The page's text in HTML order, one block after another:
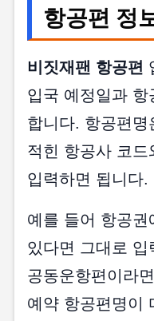
항공편 정
비짓재팬 항공편
입국 예정일과
합니다. 항공편명
적힌 항공사 코드
입력하면 됩니다.
예를 들어 항공권
있다면 그대로 입
공동운항편이라
예약 항공편명이